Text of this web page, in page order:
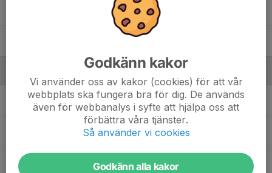
Yusuf Abduqaadir Ali, P15 Akademi
, P15 Akademi
Arman Kochoyan Tränare
Ciwan AydoganTränare
Tränare
Godkänn kakor
Vi använder oss av kakor (cookies) för att vår
webbplats ska fungera bra för dig. De används
även för webbanalys i syfte att hjälpa oss att
förbättra våra tjänster.
Så använder vi cookies
Godkänn alla kakor